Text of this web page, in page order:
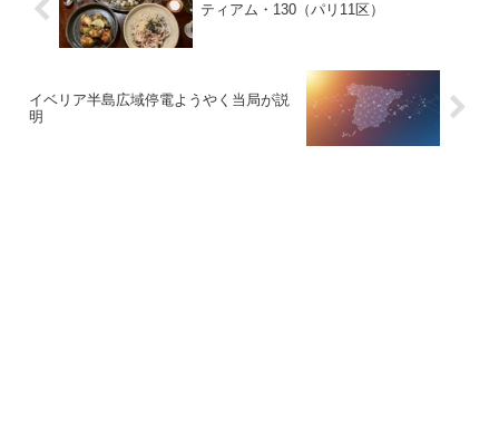
ティアム・130（パリ11区）
イベリア半島広域停電ようやく当局が説
明